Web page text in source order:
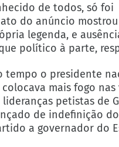
de todos, só foi
do anúncio
legenda, e
político à parte,
tempo o presidente
colocava mais fogo
petistas de
de indefinição do
a governador do